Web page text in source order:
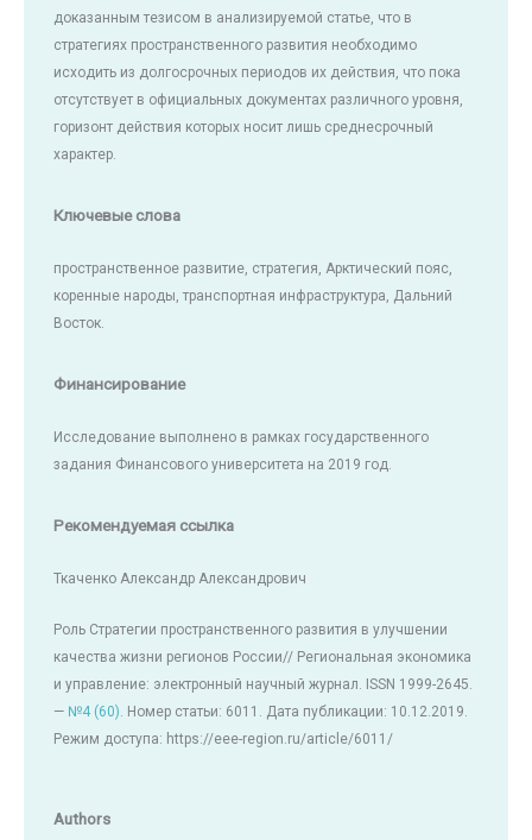
доказанным тезисом в анализируемой статье, что в
стратегиях пространственного развития необходимо
исходить из долгосрочных периодов их действия, что пока
отсутствует в официальных документах различного уровня,
горизонт действия которых носит лишь среднесрочный
характер.
Ключевые слова
пространственное развитие, стратегия, Арктический пояс,
коренные народы, транспортная инфраструктура, Дальний
Восток.
Финансирование
Исследование выполнено в рамках государственного
задания Финансового университета на 2019 год.
Рекомендуемая ссылка
Ткаченко Александр Александрович
Роль Стратегии пространственного развития в улучшении
качества жизни регионов России// Региональная экономика
и управление: электронный научный журнал. ISSN 1999-2645.
— №4 (60) . Номер статьи: 6011. Дата публикации: 10.12.2019.
Режим доступа: https://eee-region.ru/article/6011/
Authors